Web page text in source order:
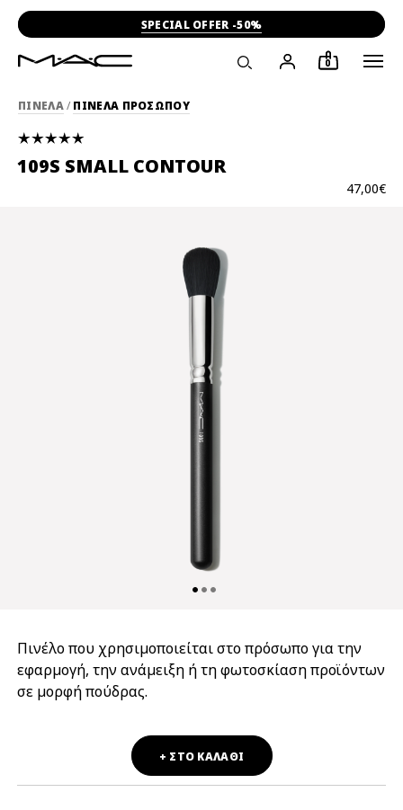
SPECIAL OFFER -50%
0
ΠΙΝΕΛΑ/ ΠΙΝΕΛΑ ΠΡΟΣΩΠΟΥ
109S SMALL CONTOUR
47,00€
Πινέλο που χρησιμοποιείται στο πρόσωπο για την
εφαρμογή, την ανάμειξη ή τη φωτοσκίαση προϊόντων
σε μορφή πούδρας.
+ ΣΤΟ ΚΑΛΑΘΙ